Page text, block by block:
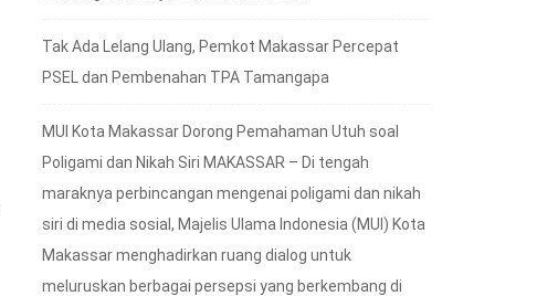
Tak Ada Lelang Ulang, Pemkot Makassar Percepat
PSEL dan Pembenahan TPA Tamangapa
MUI Kota Makassar Dorong Pemahaman Utuh soal
Poligami dan Nikah Siri MAKASSAR – Di tengah
maraknya perbincangan mengenai poligami dan nikah
siri di media sosial, Majelis Ulama Indonesia (MUI) Kota
Makassar menghadirkan ruang dialog untuk
meluruskan berbagai persepsi yang berkembang di